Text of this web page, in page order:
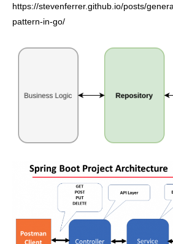
https://stevenferrer.github.io/posts/
pattern-in-go/